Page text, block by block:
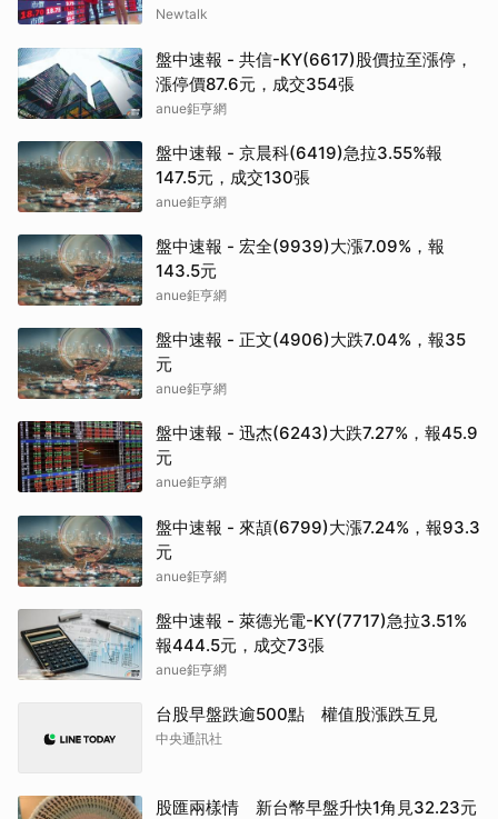
Newtalk
盤中速報 - 共信-KY(6617)股價拉至漲停，
漲停價87.6元，成交354張
anue鉅亨網
盤中速報 - 京晨科(6419)急拉3.55%報
147.5元，成交130張
anue鉅亨網
盤中速報 - 宏全(9939)大漲7.09%，報
143.5元
anue鉅亨網
盤中速報 - 正文(4906)大跌7.04%，報35
元
anue鉅亨網
盤中速報 - 迅杰(6243)大跌7.27%，報45.9
元
anue鉅亨網
盤中速報 - 來頡(6799)大漲7.24%，報93.3
元
anue鉅亨網
盤中速報 - 萊德光電-KY(7717)急拉3.51%
報444.5元，成交73張
anue鉅亨網
台股早盤跌逾500點 權值股漲跌互見
中央通訊社
股匯兩樣情 新台幣早盤升快1角見32.23元